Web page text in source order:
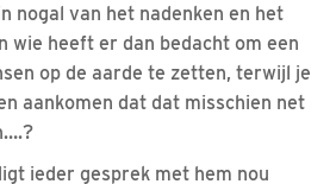
nogal van het nadenken en het
wie heeft er dan bedacht om een
op de aarde te zetten, terwijl je
aankomen dat dat misschien net
ieder gesprek met hem nou